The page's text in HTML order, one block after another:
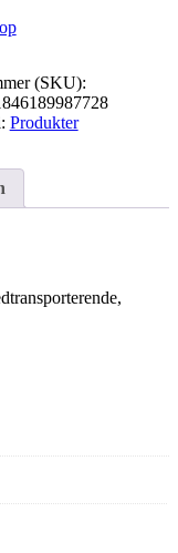
pris
(SKU):
Produkter